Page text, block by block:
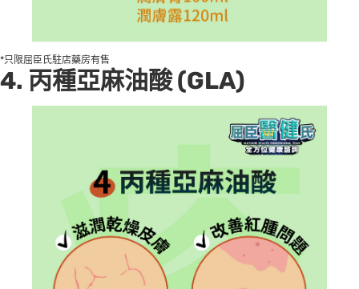
*只限屈臣氏駐店藥房有售
4. 丙種亞麻油酸 (GLA)